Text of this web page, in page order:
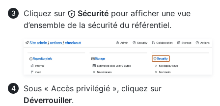
Cliquez sur
Sécurité pour afficher une vue
d’ensemble de la sécurité du référentiel.
Sous « Accès privilégié », cliquez sur
Déverrouiller.